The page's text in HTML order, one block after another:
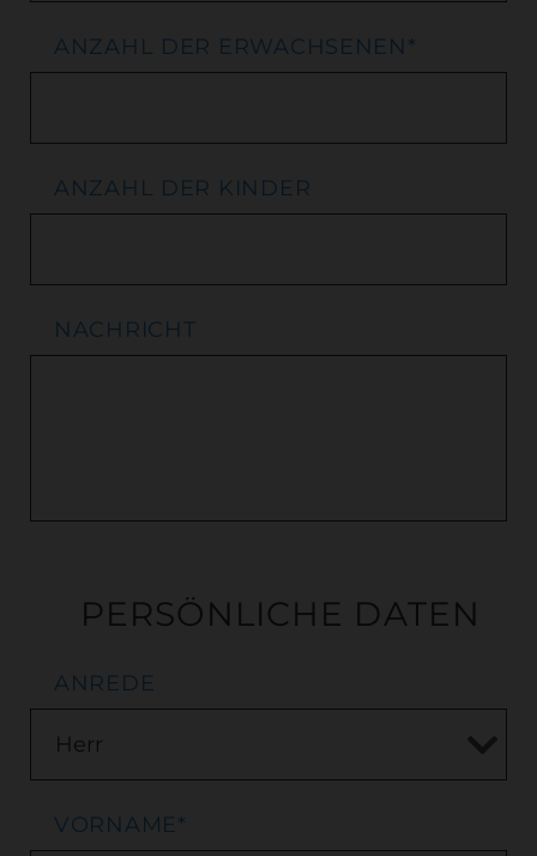
ANZAHL DER ERWACHSENEN *
ANZAHL DER KINDER
NACHRICHT
PERSÖNLICHE DATEN
ANREDE
VORNAME*